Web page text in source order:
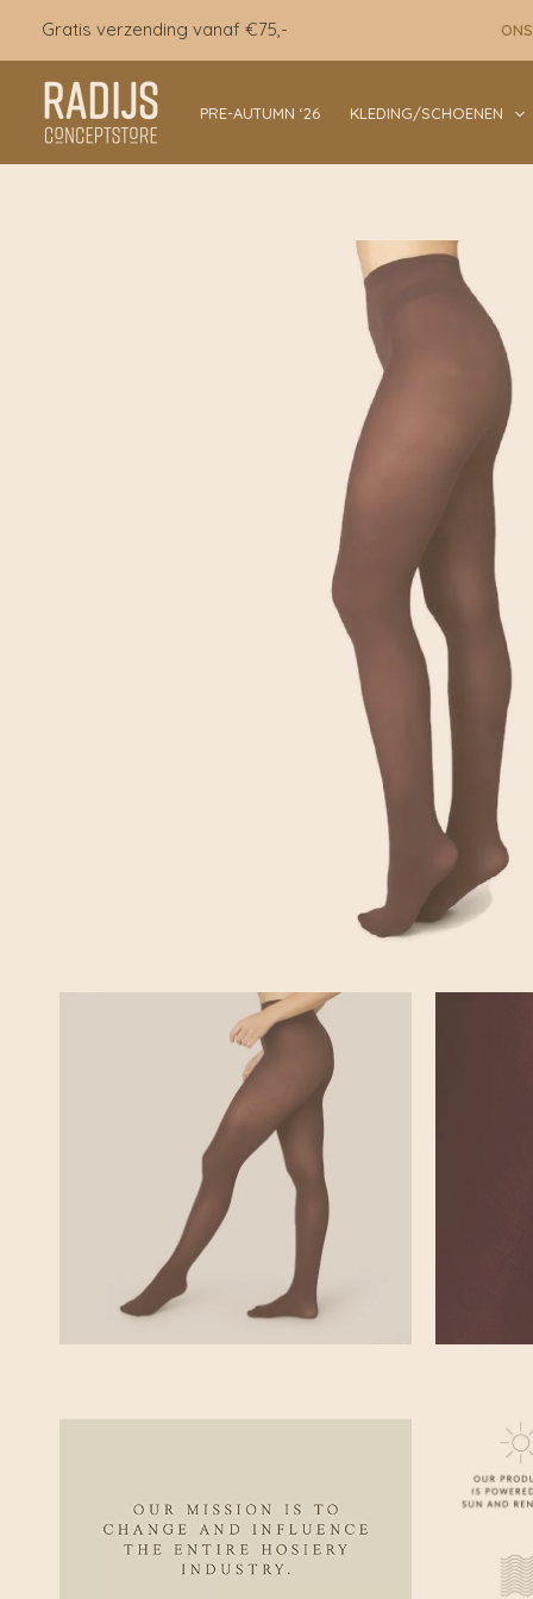
inhoud
Gratis verzending vanaf €75,-
PRE-AUTUMN ‘26 KLEDING/SCHOENEN